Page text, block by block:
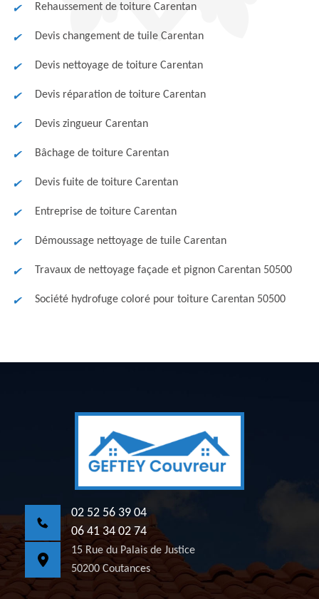
Rehaussement de toiture Carentan
Devis changement de tuile Carentan
Devis nettoyage de toiture Carentan
Devis réparation de toiture Carentan
Devis zingueur Carentan
Bâchage de toiture Carentan
Devis fuite de toiture Carentan
Entreprise de toiture Carentan
Démoussage nettoyage de tuile Carentan
Travaux de nettoyage façade et pignon Carentan 50500
Société hydrofuge coloré pour toiture Carentan 50500
02 52 56 39 04
06 41 34 02 74
15 Rue du Palais de Justice
50200 Coutances